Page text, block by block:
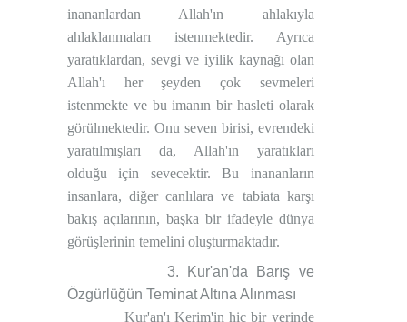
inananlardan Allah'ın ahlakıyla
ahlaklanmaları istenmektedir. Ayrıca
yaratıklardan, sevgi ve iyilik kaynağı olan
Allah'ı her şeyden çok sevmeleri
istenmekte ve bu imanın bir hasleti olarak
görülmektedir. Onu seven birisi, evrendeki
yaratılmışları da, Allah'ın yaratıkları
olduğu için sevecektir. Bu inananların
insanlara, diğer canlılara ve tabiata karşı
bakış açılarının, başka bir ifadeyle dünya
görüşlerinin temelini oluşturmaktadır.
3. Kur'an'da Barış ve
Özgürlüğün Teminat Altına Alınması
Kur'an'ı Kerim'in hiç bir yerinde